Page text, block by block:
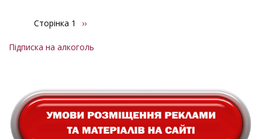
Розбивка
сторінки
Сторінка 1
Наступна
››
Підписка на алкоголь